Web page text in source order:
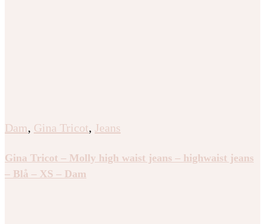
Dam, Gina Tricot, Jeans
Gina Tricot – Molly high waist jeans – highwaist jeans
– Blå – XS – Dam